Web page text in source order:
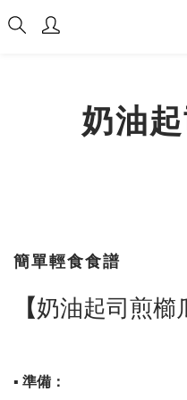
奶油
簡單輕食食譜
【奶油起司煎櫛
▪ 準備：